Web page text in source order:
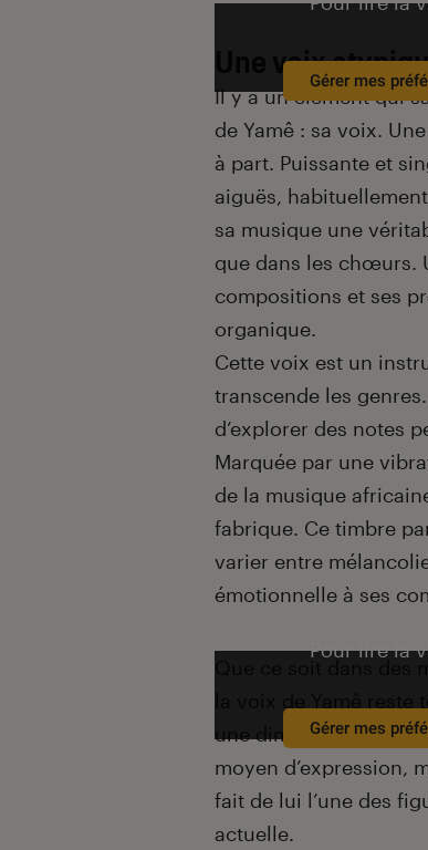
Gérer mes
Une voix
Il y a un élément qui
de Yamê : sa voix.
à part. Puissante et
aiguës,
sa musique une
que dans les chœurs.
compositions et ses
organique.
Cette voix est un
transcende les
d’explorer des notes
Marquée par une
de la musique
fabrique. Ce timbre
varier entre
émotionnelle à ses
Pour lire la
Gérer mes
Que ce soit dans
une dimension
moyen d’expression,
fait de lui l’une des
actuelle.